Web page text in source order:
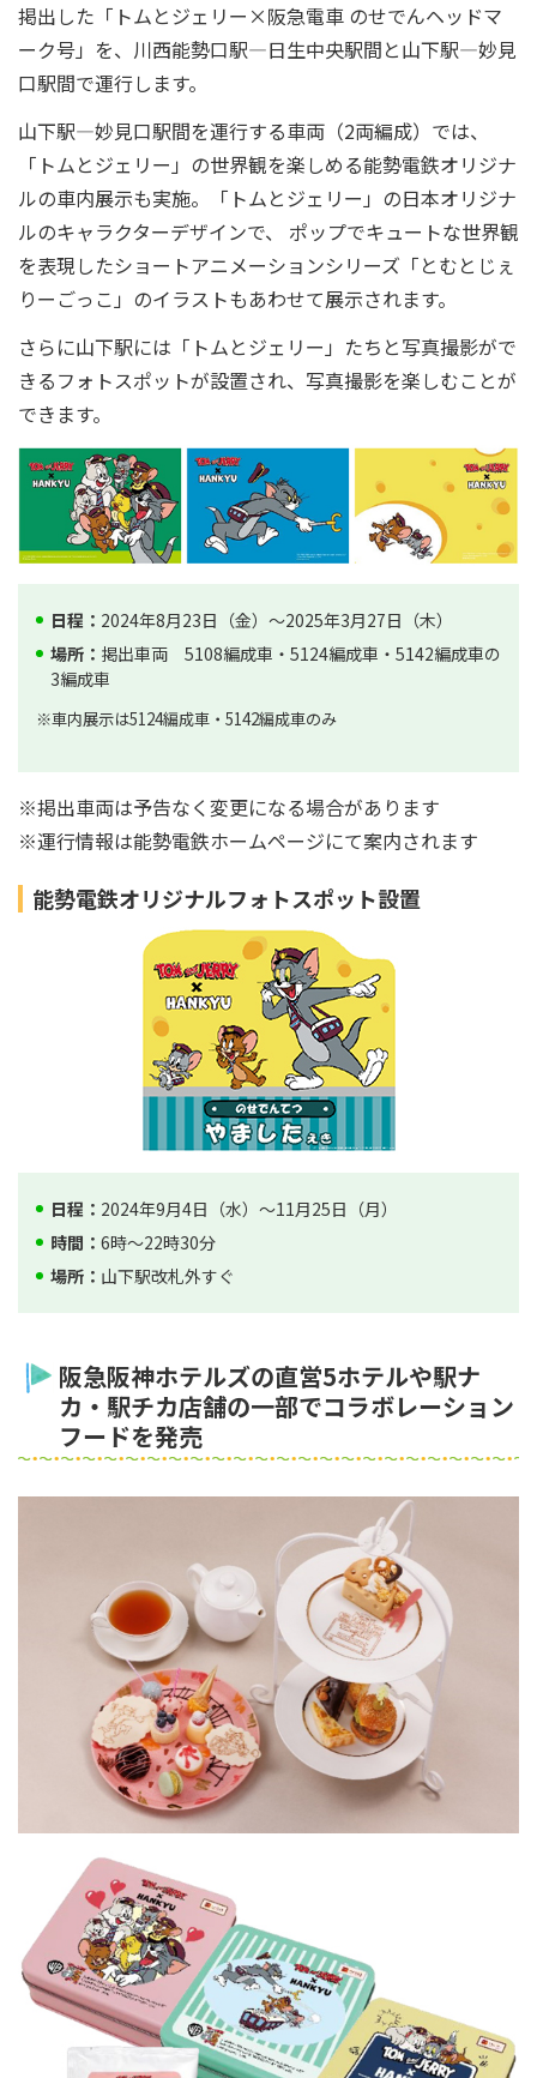
掲出した「トムとジェリー×阪急電車 のせでんヘッドマ
ーク号」を、川西能勢口駅―日生中央駅間と山下駅―妙見
口駅間で運行します。
山下駅―妙見口駅間を運行する車両（2両編成）では、
「トムとジェリー」の世界観を楽しめる能勢電鉄オリジナ
ルの車内展示も実施。「トムとジェリー」の日本オリジナ
ルのキャラクターデザインで、 ポップでキュートな世界観
を表現したショートアニメーションシリーズ「とむとじぇ
りーごっこ」のイラストもあわせて展示されます。
さらに山下駅には「トムとジェリー」たちと写真撮影がで
きるフォトスポットが設置され、写真撮影を楽しむことが
できます。
日程： 2024年8月23日（金）～2025年3月27日（木）
場所： 掲出車両 5108編成車・5124編成車・5142編成車の
3編成車
※車内展示は5124編成車・5142編成車のみ
※掲出車両は予告なく変更になる場合があります
※運行情報は能勢電鉄ホームページにて案内されます
能勢電鉄オリジナルフォトスポット設置
日程： 2024年9月4日（水）～11月25日（月）
時間： 6時～22時30分
場所： 山下駅改札外すぐ
阪急阪神ホテルズの直営5ホテルや駅ナ
カ・駅チカ店舗の一部でコラボレーション
フードを発売